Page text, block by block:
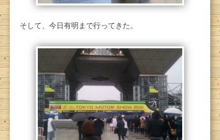
そして、今日有明まで行ってきた。